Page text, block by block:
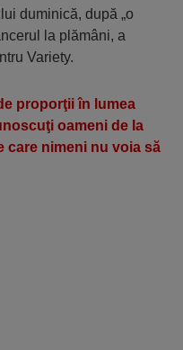
duminică, după „o
la plămâni, a
Variety.
proporţii în lumea
oameni de la
care nimeni nu voia să